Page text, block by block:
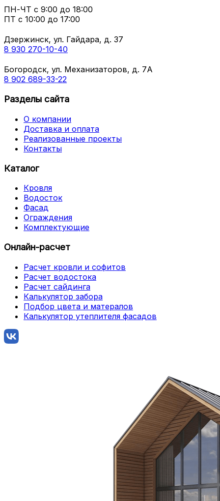
ПН-ЧТ с 9:00 до 18:00
ПТ с 10:00 до 17:00
Дзержинск, ул. Гайдара, д. 37
8 930 270-10-40
Богородск, ул. Механизаторов, д. 7А
8 902 689-33-22
Разделы сайта
О компании
Доставка и оплата
Реализованные проекты
Контакты
Каталог
Кровля
Водосток
Фасад
Ограждения
Комплектующие
Онлайн-расчет
Расчет кровли и софитов
Расчет водостока
Расчет сайдинга
Калькулятор забора
Подбор цвета и матералов
Калькулятор утеплителя фасадов